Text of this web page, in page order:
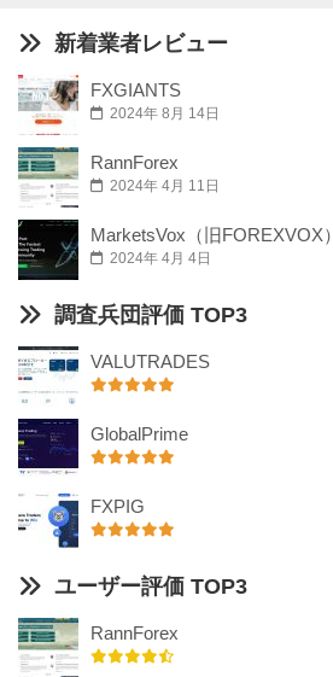
新着業者レビュー
FXGIANTS
2024年 8月 14日
RannForex
2024年 4月 11日
MarketsVox（旧FOREXVOX）
2024年 4月 4日
調査兵団評価 TOP3
VALUTRADES
GlobalPrime
FXPIG
ユーザー評価 TOP3
RannForex